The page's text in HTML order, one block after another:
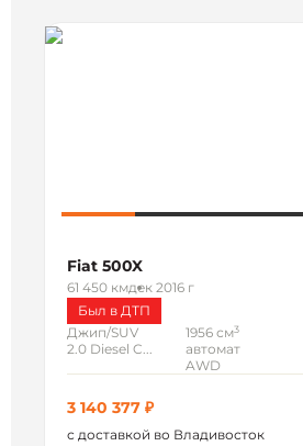
Fiat 500X
61 450 кмдек 2016 г
Был в ДТП
Джип/SUV
2.0 Diesel C...
1956 см3
автомат
AWD
3 140 377 ₽
с доставкой во Владивосток